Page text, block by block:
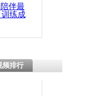
伴最
训练成
频排行